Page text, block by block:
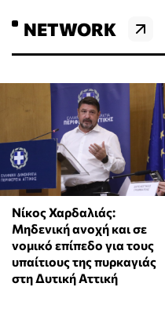
NETWORK
Νίκος Χαρδαλιάς:
Μηδενική ανοχή και σε
νομικό επίπεδο για τους
υπαίτιους της πυρκαγιάς
στη Δυτική Αττική